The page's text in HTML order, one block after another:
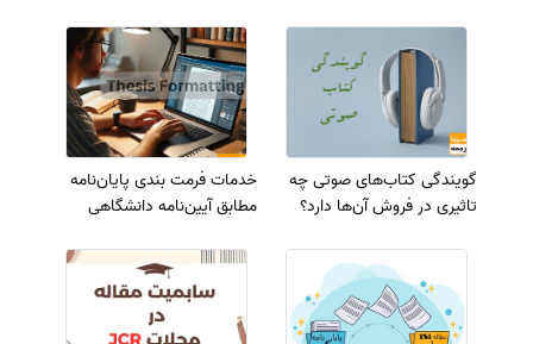
گویندگی کتاب‌های صوتی چه
تاثیری در فروش آن‌ها دارد؟
خدمات فرمت بندی پایان‌نامه
مطابق آیین‌نامه دانشگاهی